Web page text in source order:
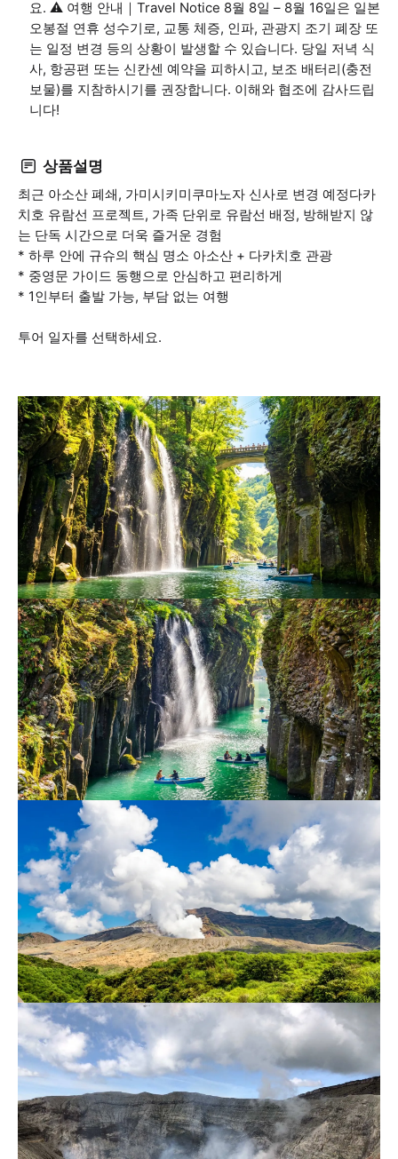
요. ⚠️ 여행 안내｜Travel Notice 8월 8일 – 8월 16일은 일본
오봉절 연휴 성수기로, 교통 체증, 인파, 관광지 조기 폐장 또
는 일정 변경 등의 상황이 발생할 수 있습니다. 당일 저녁 식
사, 항공편 또는 신칸센 예약을 피하시고, 보조 배터리(충전
보물)를 지참하시기를 권장합니다. 이해와 협조에 감사드립
니다!
상품설명
최근 아소산 폐쇄, 가미시키미쿠마노자 신사로 변경 예정다카
치호 유람선 프로젝트, 가족 단위로 유람선 배정, 방해받지 않
는 단독 시간으로 더욱 즐거운 경험
* 하루 안에 규슈의 핵심 명소 아소산 + 다카치호 관광
* 중영문 가이드 동행으로 안심하고 편리하게
* 1인부터 출발 가능, 부담 없는 여행
투어 일자를 선택하세요.